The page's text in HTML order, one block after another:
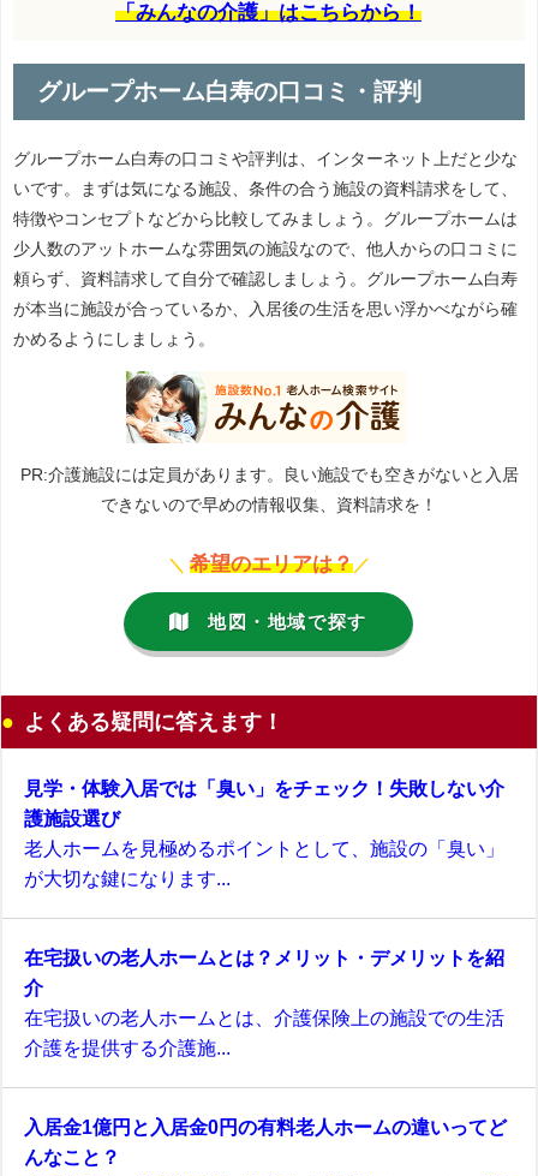
「みんなの介護」はこちらから！
グループホーム白寿の口コミ・評判
グループホーム白寿の口コミや評判は、インターネット上だと少な
いです。まずは気になる施設、条件の合う施設の資料請求をして、
特徴やコンセプトなどから比較してみましょう。グループホームは
少人数のアットホームな雰囲気の施設なので、他人からの口コミに
頼らず、資料請求して自分で確認しましょう。グループホーム白寿
が本当に施設が合っているか、入居後の生活を思い浮かべながら確
かめるようにしましょう。
PR:介護施設には定員があります。良い施設でも空きがないと入居
できないので早めの情報収集、資料請求を！
＼ 希望のエリアは？ ／
地図・地域で探す
よくある疑問に答えます！
見学・体験入居では「臭い」をチェック！失敗しない介
護施設選び
老人ホームを見極めるポイントとして、施設の「臭い」
が大切な鍵になります...
在宅扱いの老人ホームとは？メリット・デメリットを紹
介
在宅扱いの老人ホームとは、介護保険上の施設での生活
介護を提供する介護施...
入居金1億円と入居金0円の有料老人ホームの違いってど
んなこと？